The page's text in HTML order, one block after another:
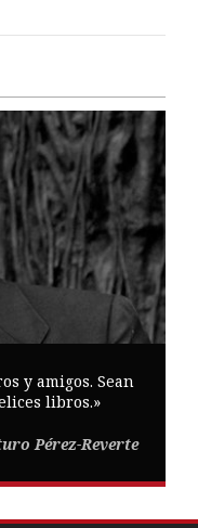
y amigos. Sean
libros.»
Pérez-Reverte